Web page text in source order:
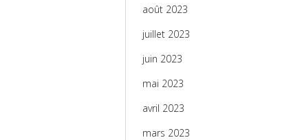
août 2023
juillet 2023
juin 2023
mai 2023
avril 2023
mars 2023